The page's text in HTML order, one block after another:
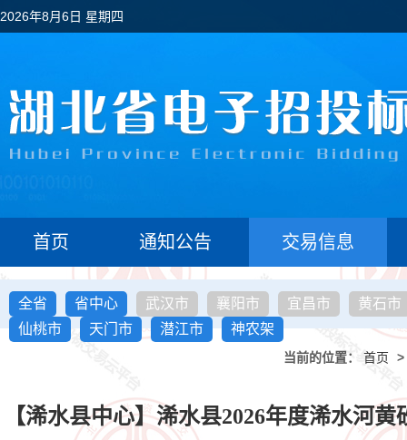
2026年8月6日 星期四
首页 通知公告 交易信息
全省 省中心 武汉市 襄阳市 宜昌市
黄石市
仙桃市
天门市 潜江市 神农架
当前的位置： 首页 >
【浠水县中心】浠水县2026年度浠水河